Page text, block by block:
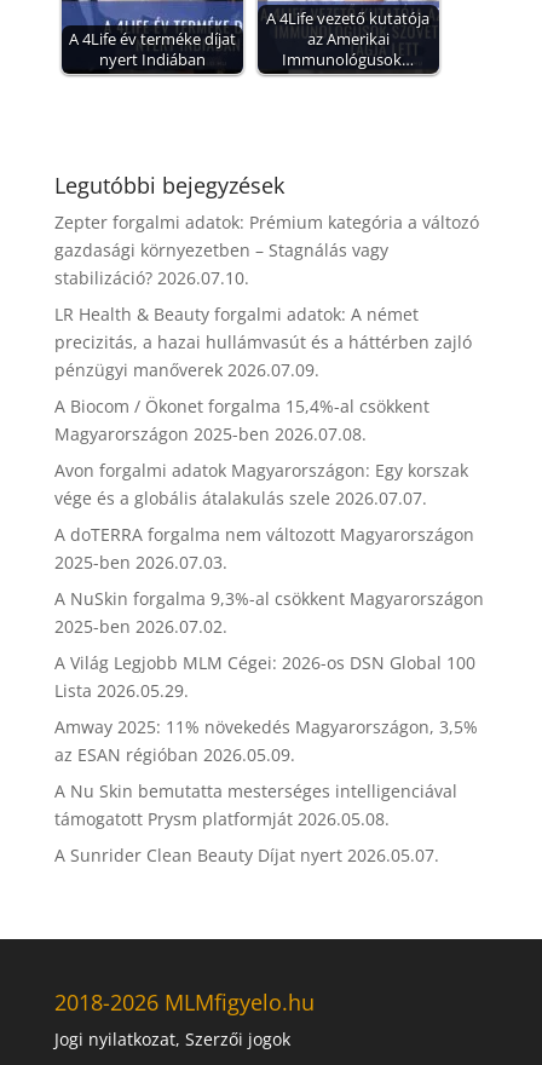
A 4Life év terméke díjat
nyert Indiában
A 4Life vezető kutatója
az Amerikai
Immunológusok…
Legutóbbi bejegyzések
Zepter forgalmi adatok: Prémium kategória a változó
gazdasági környezetben – Stagnálás vagy
stabilizáció? 2026.07.10.
LR Health & Beauty forgalmi adatok: A német
precizitás, a hazai hullámvasút és a háttérben zajló
pénzügyi manőverek 2026.07.09.
A Biocom / Ökonet forgalma 15,4%-al csökkent
Magyarországon 2025-ben 2026.07.08.
Avon forgalmi adatok Magyarországon: Egy korszak
vége és a globális átalakulás szele 2026.07.07.
A doTERRA forgalma nem változott Magyarországon
2025-ben 2026.07.03.
A NuSkin forgalma 9,3%-al csökkent Magyarországon
2025-ben 2026.07.02.
A Világ Legjobb MLM Cégei: 2026-os DSN Global 100
Lista 2026.05.29.
Amway 2025: 11% növekedés Magyarországon, 3,5%
az ESAN régióban 2026.05.09.
A Nu Skin bemutatta mesterséges intelligenciával
támogatott Prysm platformját 2026.05.08.
A Sunrider Clean Beauty Díjat nyert 2026.05.07.
2018-2026 MLMfigyelo.hu
Jogi nyilatkozat, Szerzői jogok